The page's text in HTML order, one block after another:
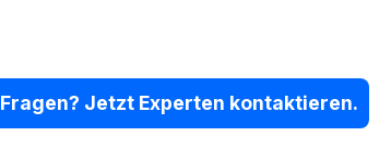
Fragen? Jetzt Experten kontaktieren.